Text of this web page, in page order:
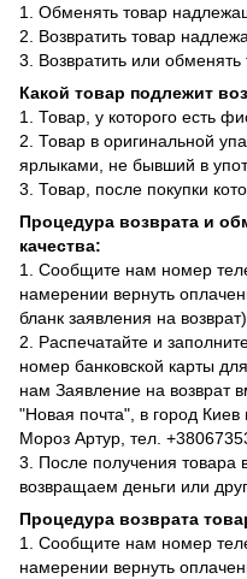
1. Обменять товар
2. Возвратить товар
3. Возвратить или
Какой товар подлежит
1. Товар, у которого есть
2. Товар в оригинальной
ярлыками, не бывший в
3. Товар, после покупки
Процедура возврата и
качества:
1. Сообщите нам номер
намерении вернуть
бланк заявления на
2. Распечатайте и
номер банковской карты
нам Заявление на возврат
"Новая почта", в город
Мороз Артур, тел.
3. После получения товара
возвращаем деньги или
Процедура возврата
1. Сообщите нам номер
намерении вернуть